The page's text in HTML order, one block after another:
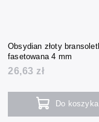
Obsydian złoty
fasetowana 4 mm
26,63 zł
Do koszyka